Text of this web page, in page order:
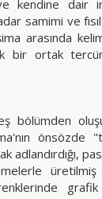
kendine dair
samimi ve
arasında
bir ortak
bölümden
önsözde
adlandırdığı,
üretilmiş